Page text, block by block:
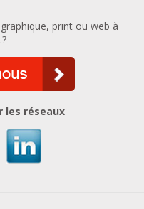
print ou web à
les réseaux